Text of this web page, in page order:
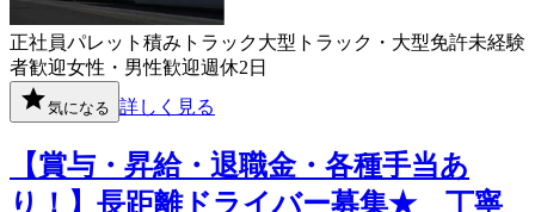
正社員パレット積み トラック大型トラック・大型免許未経験
者歓迎女性・男性歓迎週休2日
気になる 詳しく見る
【賞与・昇給・退職金・各種手当あ
り！】長距離ドライバー募集★ 丁寧